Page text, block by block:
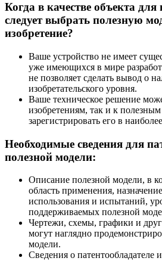
Когда в качестве объекта для
следует выбрать полезную
изобретение?
Ваше устройство не имеет
уже имеющихся в мире
не позволяет сделать вывод о
изобретательского уровня.
Ваше техническое решение
изобретениям, так и к
зарегистрировать его в
Необходимые сведения для
полезной модели:
Описание полезной модели, в
область применения,
использования и испытаний,
поддерживаемых полезной
Чертежи, схемы, графики и
могут наглядно
модели.
Сведения о патентообладателе